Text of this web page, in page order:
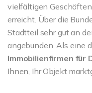
vielfältigen
erreicht. Über die
Stadtteil sehr gut an
angebunden. Als eine
Immobilienfirmen für
Ihnen, Ihr Objekt